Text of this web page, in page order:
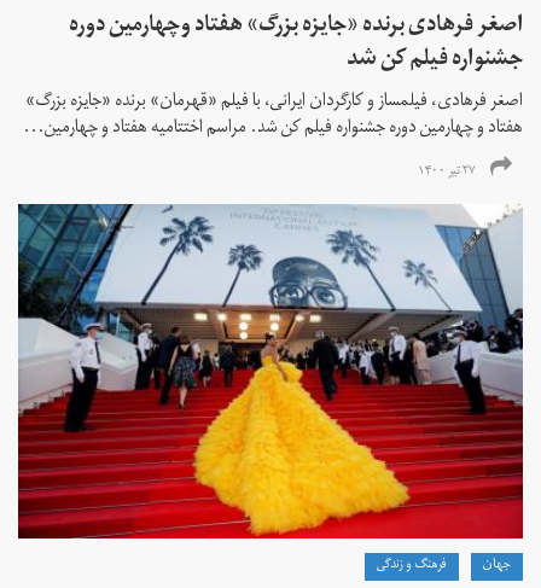
اصغر فرهادی برنده «جایزه بزرگ»‌ هفتاد‌ وچهارمین دوره
جشنواره فیلم کن شد
اصغر فرهادی، فیلمساز و کارگردان ایرانی، با فیلم «قهرمان» برنده «جایزه بزرگ»
هفتاد و چهارمین دوره جشنواره فیلم کن شد. مراسم اختتامیه هفتاد و چهارمین...
۲۷ تیر ۱۴۰۰
جهان فرهنگ و زندگی